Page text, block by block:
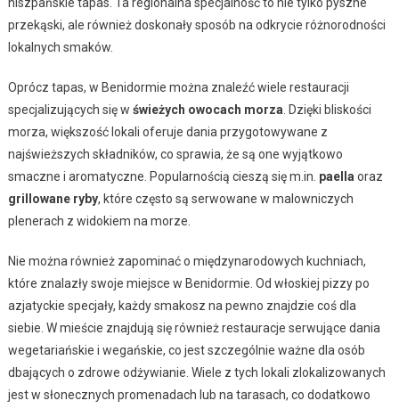
przekąski, ale również doskonały sposób na odkrycie różnorodności
lokalnych smaków.
Oprócz tapas, w Benidormie można znaleźć wiele restauracji
specjalizujących się w świeżych owocach morza . Dzięki bliskości
morza, większość lokali oferuje dania przygotowywane z
najświeższych składników, co sprawia, że są one wyjątkowo
smaczne i aromatyczne. Popularnością cieszą się m.in. paella oraz
grillowane ryby, które często są serwowane w malowniczych
plenerach z widokiem na morze.
Nie można również zapominać o międzynarodowych kuchniach,
które znalazły swoje miejsce w Benidormie. Od włoskiej pizzy po
azjatyckie specjały, każdy smakosz na pewno znajdzie coś dla
siebie. W mieście znajdują się również restauracje serwujące dania
wegetariańskie i wegańskie, co jest szczególnie ważne dla osób
dbających o zdrowe odżywianie. Wiele z tych lokali zlokalizowanych
jest w słonecznych promenadach lub na tarasach, co dodatkowo